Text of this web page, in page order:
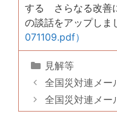
する さらなる改善
の談話をアップしま
071109.pdf）
カ
テ
ゴ
リ
見解等
全国災対連メ
全国災対連メー